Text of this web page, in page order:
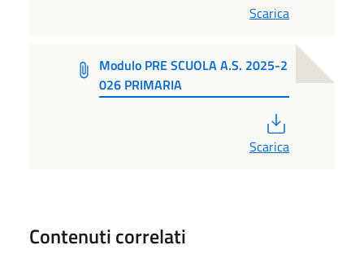
Scarica
Modulo PRE SCUOLA A.S. 2025-2
026 PRIMARIA
Scarica
Contenuti correlati